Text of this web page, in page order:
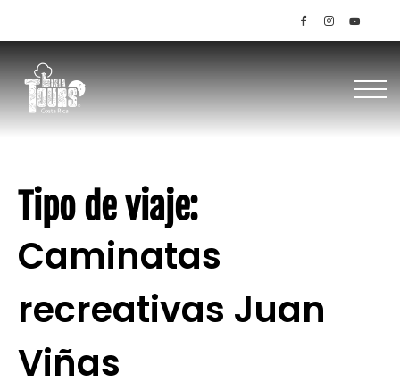
Tipo de viaje:
Caminatas
recreativas Juan
Viñas